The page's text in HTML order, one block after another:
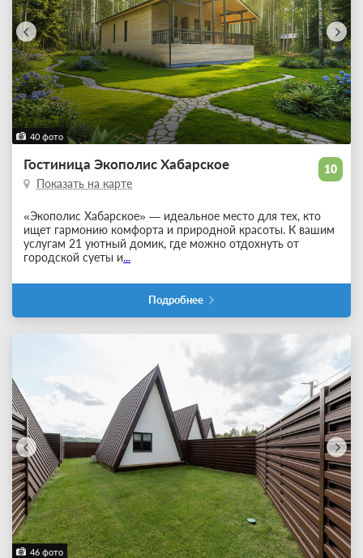
40 фото
10
Гостиница Экополис Хабарское
Показать на карте
«Экополис Хабарское» — идеальное место для тех, кто
ищет гармонию комфорта и природной красоты. К вашим
услугам 21 уютный домик, где можно отдохнуть от
городской суеты и...
Подробнее
46 фото